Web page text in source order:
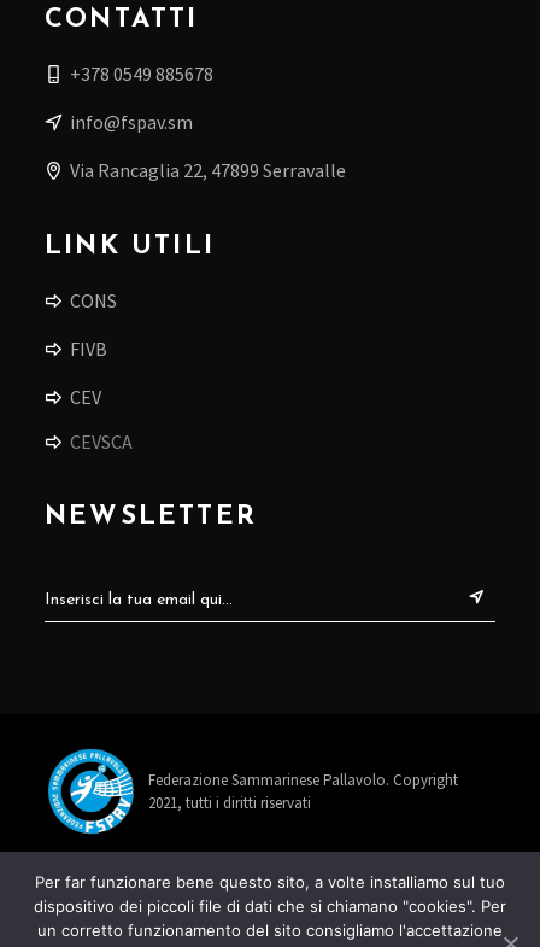
CONTATTI
+378 0549 885678
info@fspav.sm
Via Rancaglia 22, 47899 Serravalle
LINK UTILI
CONS
FIVB
CEV
CEVSCA
NEWSLETTER
Federazione Sammarinese Pallavolo. Copyright
2021, tutti i diritti riservati
+378 0549 885678
Per far funzionare bene questo sito, a volte installiamo sul tuo
dispositivo dei piccoli file di dati che si chiamano "cookies". Per
un corretto funzionamento del sito consigliamo l'accettazione